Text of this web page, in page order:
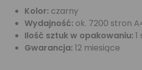
Kolor: czarny
Wydajność: ok. 7200 stron
Ilość sztuk w opakowaniu: 1
Gwarancja: 12 miesiące